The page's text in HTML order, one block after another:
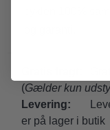
cyklen 100%
(Gælder kun
Levering:
er på lager i butik